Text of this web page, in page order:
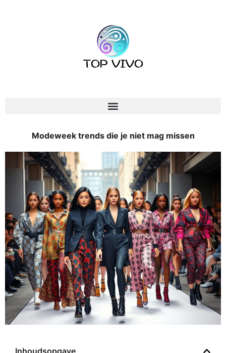
Modeweek trends die je niet mag missen